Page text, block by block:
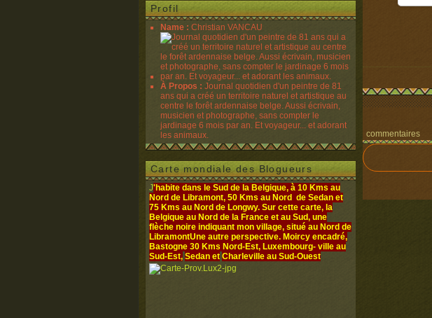
Profil
Name : Christian VANCAU
À Propos : Journal quotidien d'un peintre de 81
ans qui a créé un territoire naturel et artistique au
centre le forêt ardennaise belge. Aussi écrivain,
musicien et photographe, sans compter le
jardinage 6 mois par an. Et voyageur... et adorant
les animaux.
Carte mondiale des Blogueurs
J'habite dans le Sud de la Belgique, à 10 Kms au
Nord de Libramont, 50 Kms au Nord de Sedan et
75 Kms au Nord de Longwy. Sur cette carte, la
Belgique au Nord de la France et au Sud, une
flèche noire indiquant mon village, situé au Nord de
LibramontUne autre perspective. Moircy encadré,
Bastogne 30 Kms Nord-Est, Luxembourg- ville au
Sud-Est, Sedan et Charleville au Sud-Ouest
commentaires